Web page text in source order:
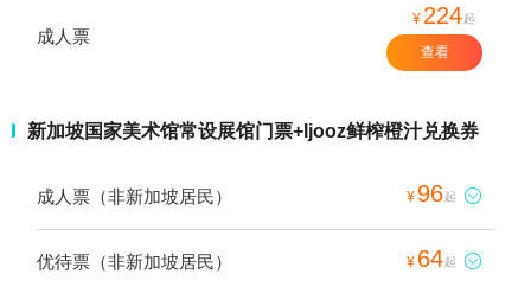
成人票
¥ 224起
查看
新加坡国家美术馆常设展馆门票+Ijooz鲜榨橙汁兑换券
成人票（非新加坡居民） ¥ 96起 
优待票（非新加坡居民） ¥ 64起 